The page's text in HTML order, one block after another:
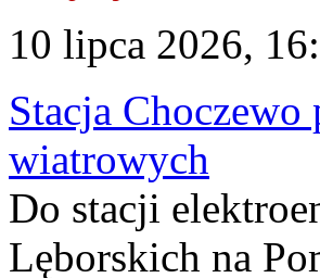
10 lipca 2026,
Stacja
wiatrowych
Do stacji
Lęborskich na